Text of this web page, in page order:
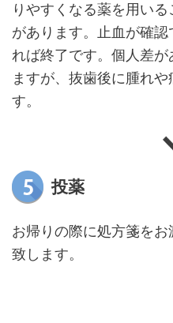
りやすくなる薬を用いる
があります。止血が確認
れば終了です。個人差が
ますが、抜歯後に腫れ
す。
投薬
お帰りの際に処方箋をお
致します。